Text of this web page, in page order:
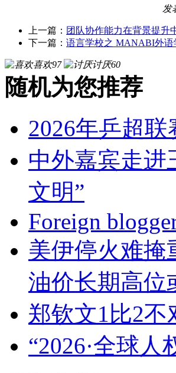
发
上一篇： 团队协作能力在背景提升
下一篇： 语言学校之 MANABI外语
喜欢97 讨厌60
随机为您推荐
2026年乒超
中外嘉宾走进
文明”
Foreign
美伊停火难掩
油价长期高位
郑钦文1比2不
“2026·全球